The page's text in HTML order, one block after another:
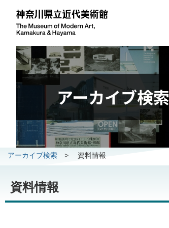
アーカイブ検索
アーカイブ検索 > 資料情報
資料情報